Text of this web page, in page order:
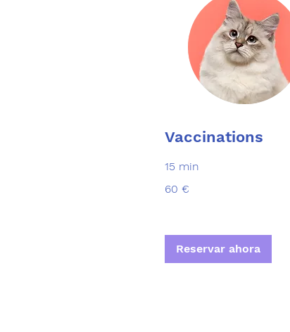
Vaccinations
15 min
euros
60 €
Reservar ahora